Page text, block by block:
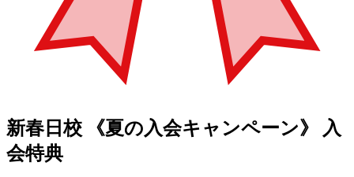
新春日校 《夏の入会キャンペーン》
入
会特典